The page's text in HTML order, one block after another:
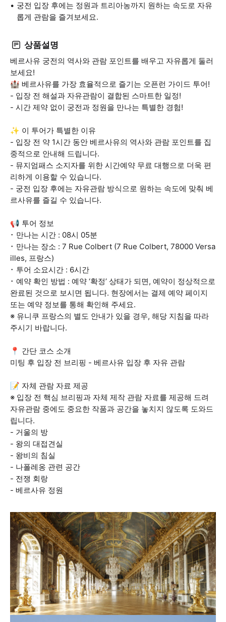
궁전 입장 후에는 정원과 트리아농까지 원하는 속도로 자유
롭게 관람을 즐겨보세요.
상품설명
베르사유 궁전의 역사와 관람 포인트를 배우고 자유롭게 둘러
보세요!
🏰 베르사유를 가장 효율적으로 즐기는 오픈런 가이드 투어!
- 입장 전 해설과 자유관람이 결합된 스마트한 일정!
- 시간 제약 없이 궁전과 정원을 만나는 특별한 경험!
✨ 이 투어가 특별한 이유
- 입장 전 약 1시간 동안 베르사유의 역사와 관람 포인트를 집
중적으로 안내해 드립니다.
- 뮤지엄패스 소지자를 위한 시간예약 무료 대행으로 더욱 편
리하게 이용할 수 있습니다.
- 궁전 입장 후에는 자유관람 방식으로 원하는 속도에 맞춰 베
르사유를 즐길 수 있습니다.
📢 투어 정보
･ 만나는 시간 : 08시 05분
･ 만나는 장소 : 7 Rue Colbert (7 Rue Colbert, 78000 Versa
illes, 프랑스)
･ 투어 소요시간 : 6시간
･ 예약 확인 방법 : 예약 ‘확정’ 상태가 되면, 예약이 정상적으로
완료된 것으로 보시면 됩니다. 현장에서는 결제 예약 페이지
또는 예약 정보를 통해 확인해 주세요.
※ 유니쿠 프랑스의 별도 안내가 있을 경우, 해당 지침을 따라
주시기 바랍니다.
📍 간단 코스 소개
미팅 후 입장 전 브리핑 - 베르사유 입장 후 자유 관람
📝 자체 관람 자료 제공
※ 입장 전 핵심 브리핑과 자체 제작 관람 자료를 제공해 드려
자유관람 중에도 중요한 작품과 공간을 놓치지 않도록 도와드
립니다.
- 거울의 방
- 왕의 대접견실
- 왕비의 침실
- 나폴레옹 관련 공간
- 전쟁 회랑
- 베르사유 정원